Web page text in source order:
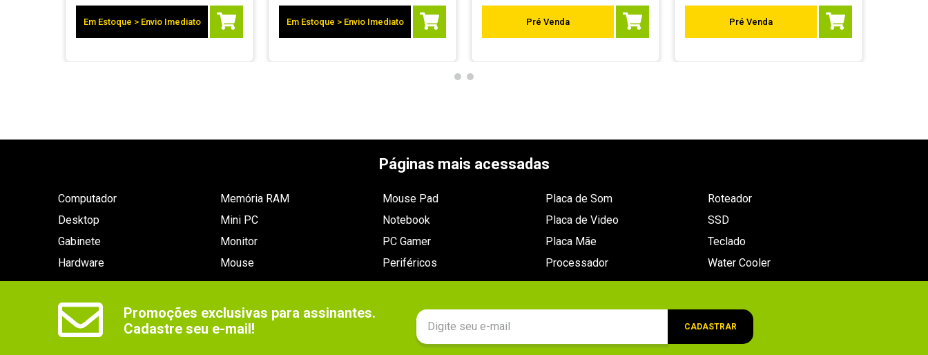
Em Estoque > Envio Imediato Em Estoque > Envio Imediato Pré Venda Pré Venda
Páginas mais acessadas
Computador
Desktop
Gabinete
Hardware
Memória RAM
Mini PC
Monitor
Mouse
Mouse Pad
Notebook
PC Gamer
Periféricos
Placa de Som
Placa de Video
Placa Mãe
Processador
Roteador
SSD
Teclado
Water Cooler
Promoções exclusivas para assinantes.
Cadastre seu e-mail!
CADASTRAR